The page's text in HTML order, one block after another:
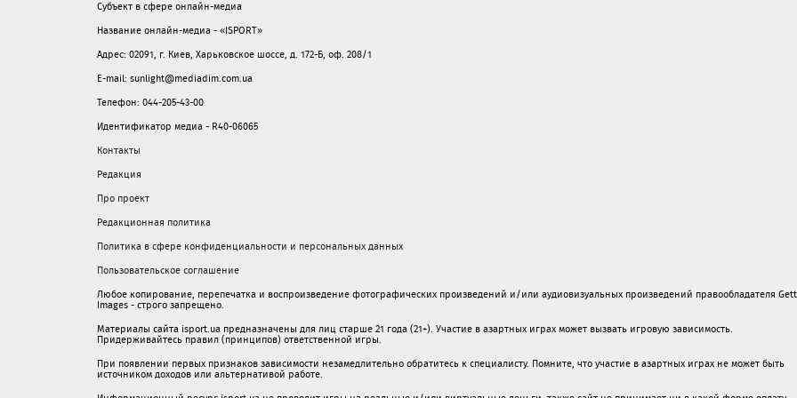
Субъект в сфере онлайн-медиа
Название онлайн-медиа - «ISPORT»
Адрес: 02091, г. Киев, Харьковское шоссе, д. 172-Б, оф. 208/1
E-mail: sunlight@mediadim.com.ua
Телефон: 044-205-43-00
Идентификатор медиа - R40-06065
Контакты
Редакция
Про проект
Редакционная политика
Политика в сфере конфиденциальности и персональных данных
Пользовательское соглашение
Любое копирование, перепечатка и воспроизведение фотографических произведений и/или аудиовизуальных произведений правообладателя
Images - строго запрещено.
Материалы сайта isport.ua предназначены для лиц старше 21 года (21+). Участие в азартных играх может вызвать игровую зависимость.
Придерживайтесь правил (принципов) ответственной игры.
При появлении первых признаков зависимости незамедлительно обратитесь к специалисту. Помните, что участие в азартных играх не может быть
источником доходов или альтернативой работе.